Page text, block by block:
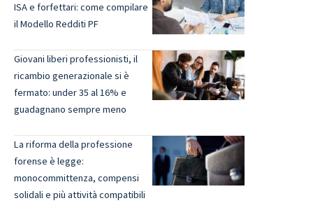
ISA e forfettari: come compilare
il Modello Redditi PF
Giovani liberi professionisti, il
ricambio generazionale si è
fermato: under 35 al 16% e
guadagnano sempre meno
La riforma della professione
forense è legge:
monocommittenza, compensi
solidali e più attività compatibili